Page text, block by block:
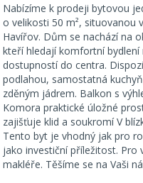
Nabízíme k prodeji bytovou
o velikosti 50 m², situovanou
Havířov. Dům se nachází na
kteří hledají komfortní
dostupností do centra.
podlahou, samostatná
zděným jádrem. Balkon s
Komora praktické úložné
zajišťuje klid a soukromí V
Tento byt je vhodný jak pro
jako investiční příležitost.
makléře. Těšíme se na Vaši